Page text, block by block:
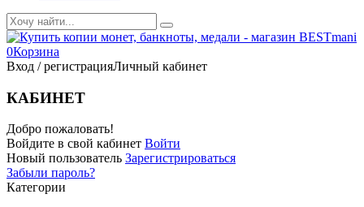
0Корзина
Вход / регистрацияЛичный кабинет
КАБИНЕТ
Добро пожаловать!
Войдите в свой кабинет Войти
Новый пользователь Зарегистрироваться
Забыли пароль?
Категории